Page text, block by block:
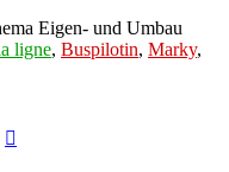
Eigen- und Umbau
ligne, Buspilotin, Marky,